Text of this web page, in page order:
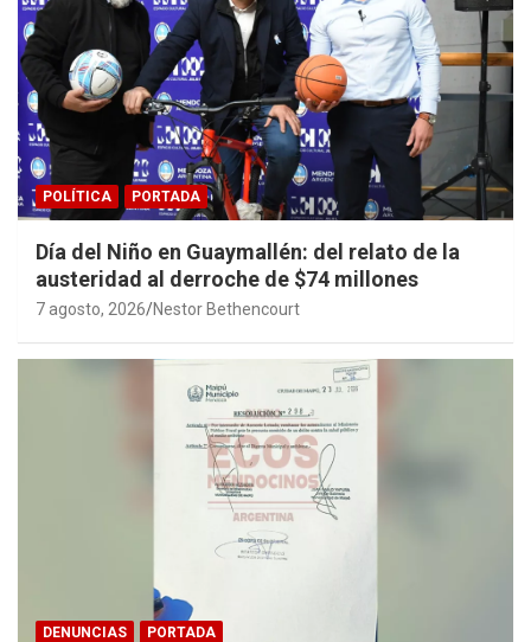
POLÍTICA PORTADA
Día del Niño en Guaymallén: del relato de la
austeridad al derroche de $74 millones
7 agosto, 2026 Nestor Bethencourt
DENUNCIAS PORTADA